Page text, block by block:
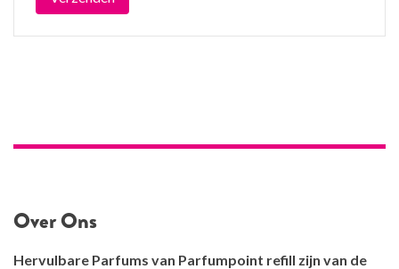
Over Ons
Hervulbare Parfums van Parfumpoint refill zijn van de